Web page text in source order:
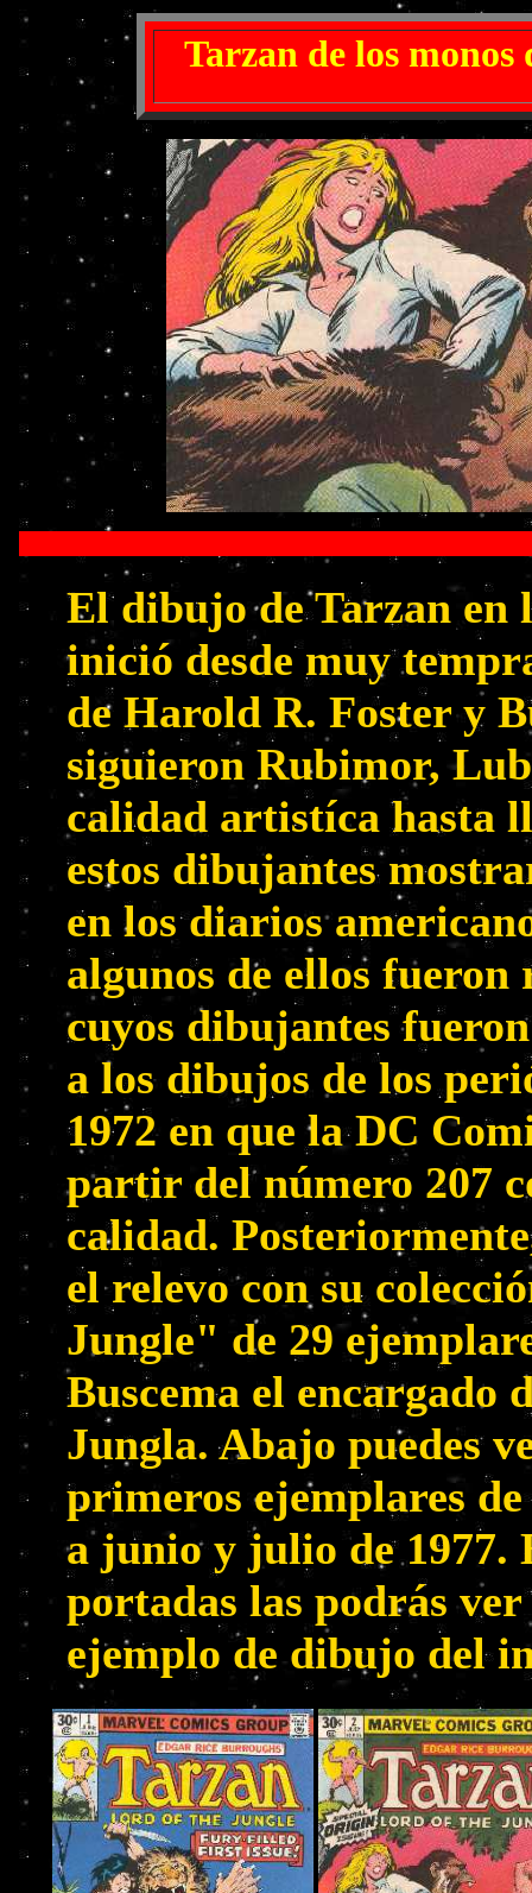
Tarzan de los
El dibujo de Tarzan en
inició desde muy
de Harold R. Foster y
siguieron Rubimor,
calidad artistíca hasta
estos dibujantes
en los diarios
algunos de ellos fueron
cuyos dibujantes
a los dibujos de los
1972 en que la DC
partir del número 207
calidad.
el relevo con su
Jungle" de 29
Buscema el encargado
Jungla. Abajo puedes
primeros ejemplares
a junio y julio de 1977.
portadas las podrás
ejemplo de dibujo del